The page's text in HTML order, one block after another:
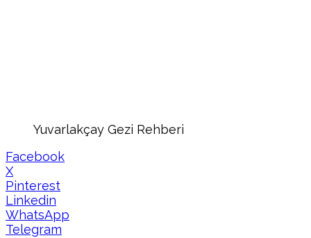
Yuvarlakçay Gezi Rehberi
Facebook
X
Pinterest
Linkedin
WhatsApp
Telegram